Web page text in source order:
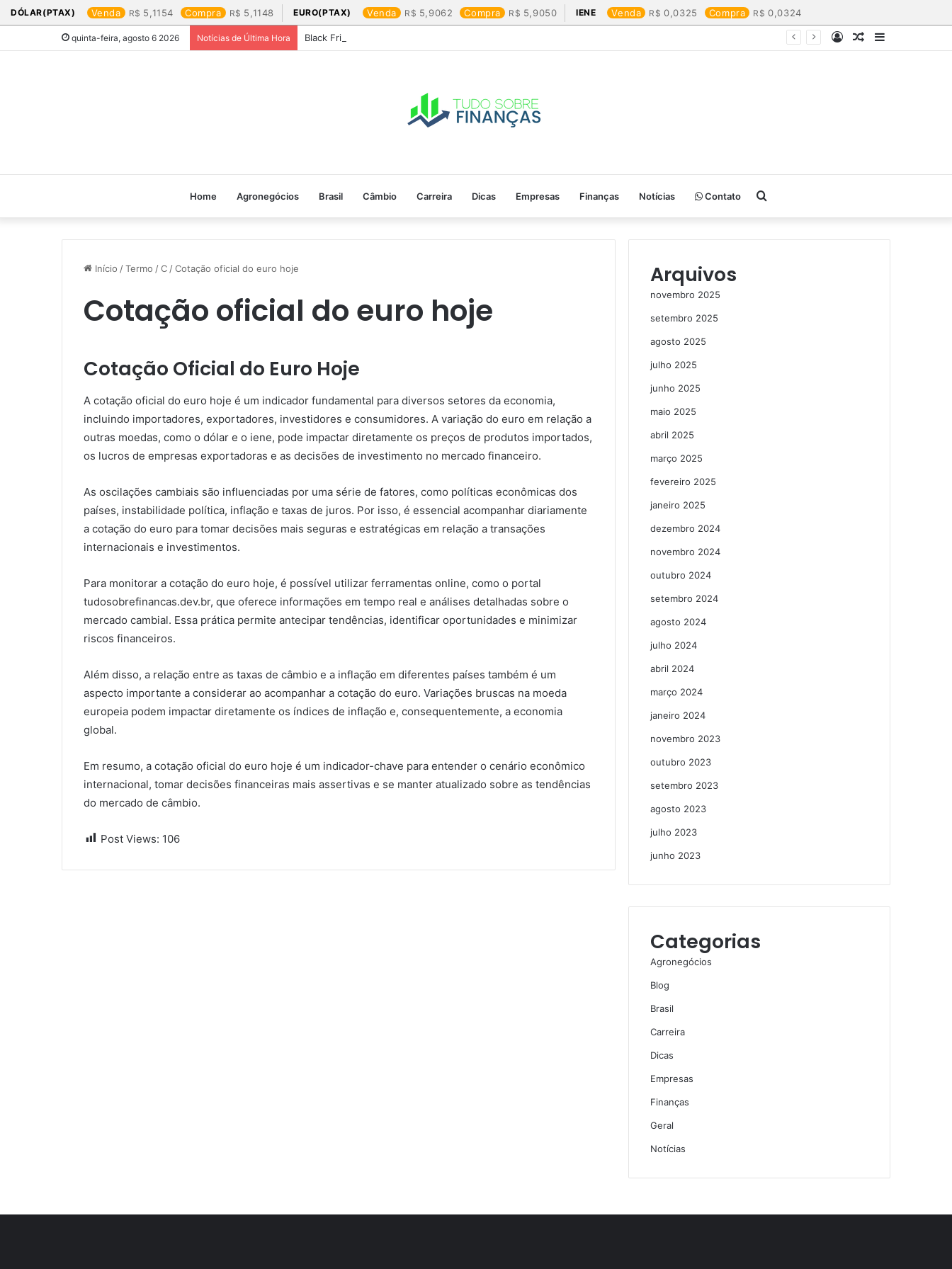
DÓLAR(PTAX) Venda 5,1154 Compra 5,1148 EURO(PTAX) Venda 5,9062 Compra 5,9050 IENE Venda 0,0325 Compra 0,0324
quinta-feira, agosto 6 2026 Notícias de Última Hora Black Friday: os produtos que mais valem a pena
Barra
Artigo
Entrar
Home Agronegócios Brasil Câmbio Carreira Dicas Empresas Finanças Notícias Contato Procurar
por
Início /Termo /C /Cotação oficial do euro hoje​
Cotação oficial do euro hoje​
Cotação Oficial do Euro Hoje
A cotação oficial do euro hoje é um indicador fundamental para diversos setores da economia,
incluindo importadores, exportadores, investidores e consumidores. A variação do euro em relação a
outras moedas, como o dólar e o iene, pode impactar diretamente os preços de produtos importados,
os lucros de empresas exportadoras e as decisões de investimento no mercado financeiro.
As oscilações cambiais são influenciadas por uma série de fatores, como políticas econômicas dos
países, instabilidade política, inflação e taxas de juros. Por isso, é essencial acompanhar diariamente
a cotação do euro para tomar decisões mais seguras e estratégicas em relação a transações
internacionais e investimentos.
Para monitorar a cotação do euro hoje, é possível utilizar ferramentas online, como o portal
tudosobrefinancas.dev.br, que oferece informações em tempo real e análises detalhadas sobre o
mercado cambial. Essa prática permite antecipar tendências, identificar oportunidades e minimizar
riscos financeiros.
Além disso, a relação entre as taxas de câmbio e a inflação em diferentes países também é um
aspecto importante a considerar ao acompanhar a cotação do euro. Variações bruscas na moeda
europeia podem impactar diretamente os índices de inflação e, consequentemente, a economia
global.
Em resumo, a cotação oficial do euro hoje é um indicador-chave para entender o cenário econômico
internacional, tomar decisões financeiras mais assertivas e se manter atualizado sobre as tendências
do mercado de câmbio.
Post Views: 106
Arquivos
novembro 2025
setembro 2025
agosto 2025
julho 2025
junho 2025
maio 2025
abril 2025
março 2025
fevereiro 2025
janeiro 2025
dezembro 2024
novembro 2024
outubro 2024
setembro 2024
agosto 2024
julho 2024
abril 2024
março 2024
janeiro 2024
novembro 2023
outubro 2023
setembro 2023
agosto 2023
julho 2023
junho 2023
Categorias
Agronegócios
Blog
Brasil
Carreira
Dicas
Empresas
Finanças
Geral
Notícias